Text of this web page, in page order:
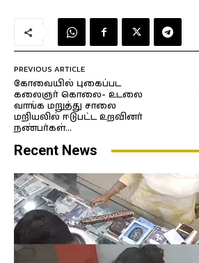
PREVIOUS ARTICLE
கோவையில் புகைப்பட
கலைஞர் கொலை- உடலை
வாங்க மறுத்து சாலை
மறியலில் ஈடுபட்ட உறவினர்
நண்பர்கள்…
Recent News